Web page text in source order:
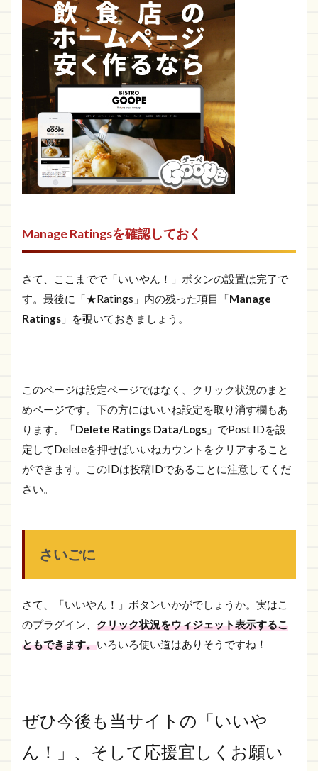
Manage Ratingsを確認しておく
さて、ここまでで「いいやん！」ボタンの設置は完了で
す。最後に「★Ratings」内の残った項目「Manage
Ratings 」を覗いておきましょう。
このページは設定ページではなく、クリック状況のまと
めページです。下の方にはいいね設定を取り消す欄もあ
ります。「Delete Ratings Data/Logs 」でPost IDを設
定してDeleteを押せばいいねカウントをクリアすること
ができます。このIDは投稿IDであることに注意してくだ
さい。
さいごに
さて、「いいやん！」ボタンいかがでしょうか。実はこ
のプラグイン、 クリック状況をウィジェット表示するこ
ともできます。いろいろ使い道はありそうですね！
ぜひ今後も当サイトの「いいや
ん！」、そして応援宜しくお願い